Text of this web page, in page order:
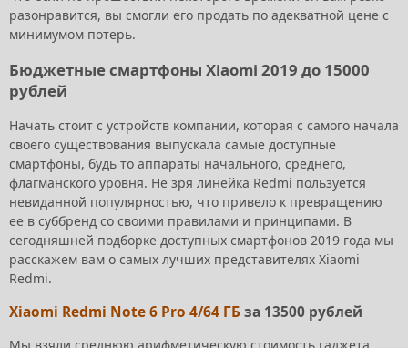
разонравится, вы смогли его продать по адекватной цене с
минимумом потерь.
Бюджетные смартфоны Xiaomi 2019 до 15000
рублей
Начать стоит с устройств компании, которая с самого начала
своего существования выпускала самые доступные
смартфоны, будь то аппараты начального, среднего,
флагманского уровня. Не зря линейка Redmi пользуется
невиданной популярностью, что привело к превращению
ее в суббренд со своими правилами и принципами. В
сегодняшней подборке доступных смартфонов 2019 года мы
расскажем вам о самых лучших представителях Xiaomi
Redmi.
Xiaomi Redmi Note 6 Pro 4/64 ГБ за 13500 рублей